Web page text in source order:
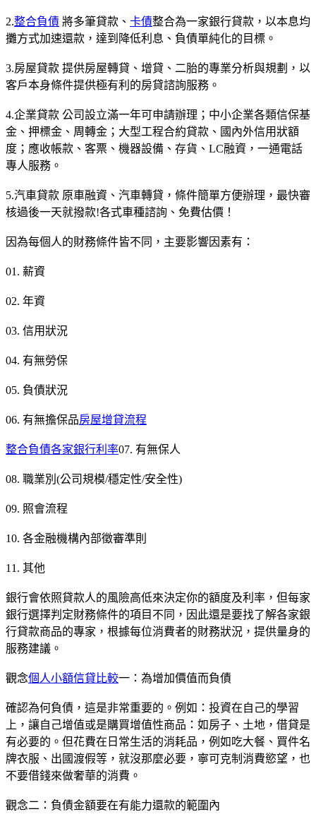
2.整合負債 將多筆貸款、 卡債整合為一家銀行貸款，以本息均
攤方式加速還款，達到降低利息、負債單純化的目標。
3.房屋貸款 提供房屋轉貸、增貸、二胎的專業分析與規劃，以
客戶本身條件提供極有利的房貸諮詢服務。
4.企業貸款 公司設立滿一年可申請辦理；中小企業各類信保基
金、押標金、周轉金；大型工程合約貸款、國內外信用狀額
度；應收帳款、客票、機器設備、存貨、LC融資，一通電話
專人服務。
5.汽車貸款 原車融資、汽車轉貸，條件簡單方便辦理，最快審
核過後一天就撥款!各式車種諮詢、免費估價！
因為每個人的財務條件皆不同，主要影響因素有：
01. 薪資
02. 年資
03. 信用狀況
04. 有無勞保
05. 負債狀況
06. 有無擔保品房屋增貸流程
整合負債各家銀行利率07. 有無保人
08. 職業別(公司規模/穩定性/安全性)
09. 照會流程
10. 各金融機構內部徵審準則
11. 其他
銀行會依照貸款人的風險高低來決定你的額度及利率，但每家
銀行選擇判定財務條件的項目不同，因此還是要找了解各家銀
行貸款商品的專家，根據每位消費者的財務狀況，提供量身的
服務建議。
觀念個人小額信貸比較一：為增加價值而負債
確認為何負債，這是非常重要的。例如：投資在自己的學習
上，讓自己增值或是購買增值性商品：如房子、土地，借貸是
有必要的。但花費在日常生活的消耗品，例如吃大餐、買件名
牌衣服、出國渡假等，就沒那麼必要，寧可克制消費慾望，也
不要借錢來做奢華的消費。
觀念二：負債金額要在有能力還款的範圍內